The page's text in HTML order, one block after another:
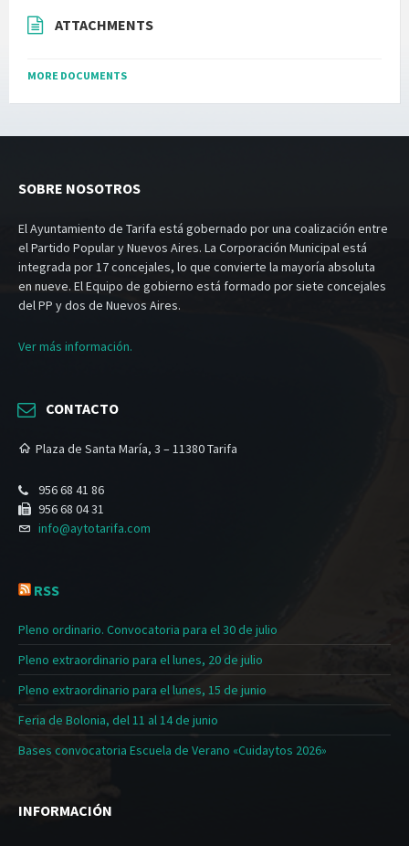
ATTACHMENTS
MORE DOCUMENTS
SOBRE NOSOTROS
El Ayuntamiento de Tarifa está gobernado por una coalización entre
el Partido Popular y Nuevos Aires. La Corporación Municipal está
integrada por 17 concejales, lo que convierte la mayoría absoluta
en nueve. El Equipo de gobierno está formado por siete concejales
del PP y dos de Nuevos Aires.
Ver más información.
CONTACTO
Plaza de Santa María, 3 – 11380 Tarifa
956 68 41 86
956 68 04 31
info@aytotarifa.com
RSS
Pleno ordinario. Convocatoria para el 30 de julio
Pleno extraordinario para el lunes, 20 de julio
Pleno extraordinario para el lunes, 15 de junio
Feria de Bolonia, del 11 al 14 de junio
Bases convocatoria Escuela de Verano «Cuidaytos 2026»
INFORMACIÓN